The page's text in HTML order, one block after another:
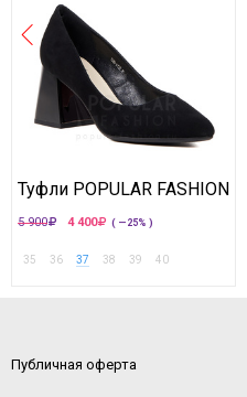
Туфли POPULAR FASHION
5 900 4 400 ( —25% )
35 36 37 38 39 40
Публичная оферта